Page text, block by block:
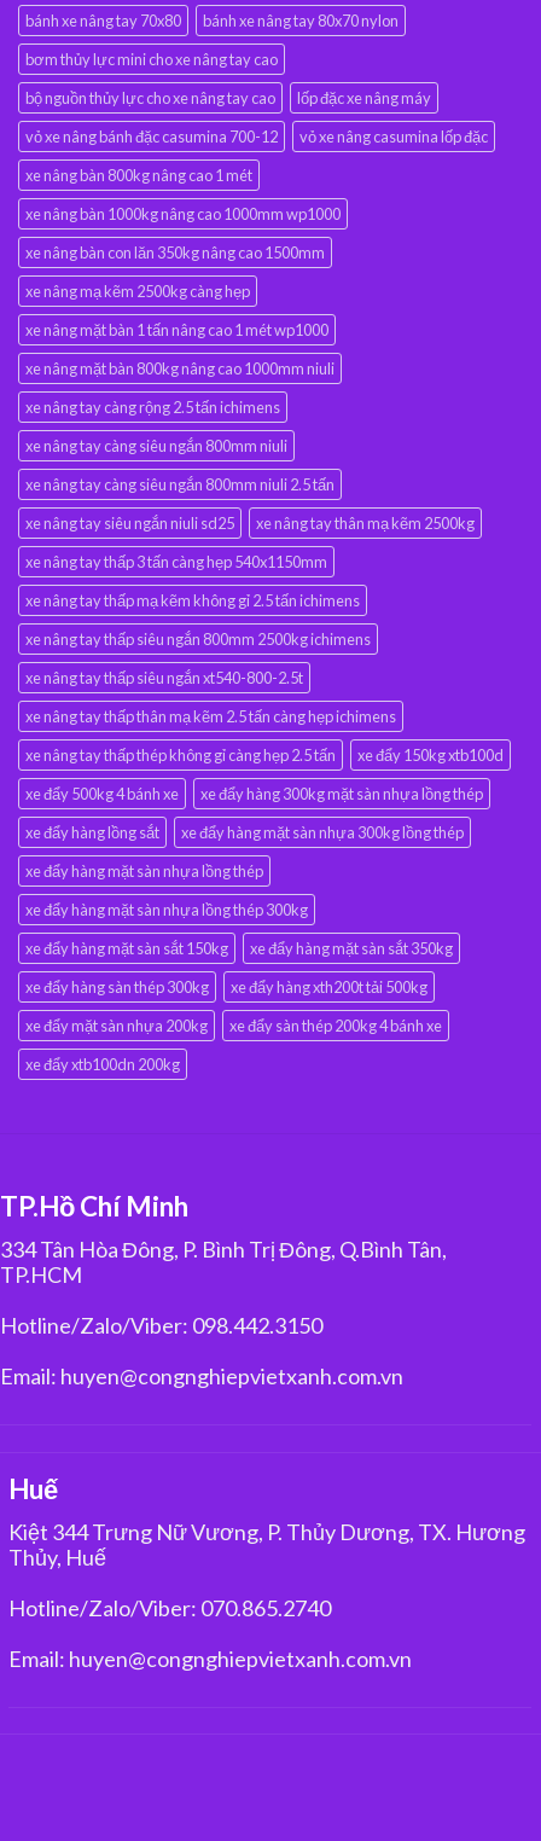
bánh xe nâng tay 70x80
bánh xe nâng tay 80x70 nylon
bơm thủy lực mini cho xe nâng tay cao
bộ nguồn thủy lực cho xe nâng tay cao
lốp đặc xe nâng máy
vỏ xe nâng bánh đặc casumina 700-12
vỏ xe nâng casumina lốp đặc
xe nâng bàn 800kg nâng cao 1 mét
xe nâng bàn 1000kg nâng cao 1000mm wp1000
xe nâng bàn con lăn 350kg nâng cao 1500mm
xe nâng mạ kẽm 2500kg càng hẹp
xe nâng mặt bàn 1 tấn nâng cao 1 mét wp1000
xe nâng mặt bàn 800kg nâng cao 1000mm niuli
xe nâng tay càng rộng 2.5 tấn ichimens
xe nâng tay càng siêu ngắn 800mm niuli
xe nâng tay càng siêu ngắn 800mm niuli 2.5 tấn
xe nâng tay siêu ngắn niuli sd25
xe nâng tay thân mạ kẽm 2500kg
xe nâng tay thấp 3 tấn càng hẹp 540x1150mm
xe nâng tay thấp mạ kẽm không gỉ 2.5 tấn ichimens
xe nâng tay thấp siêu ngắn 800mm 2500kg ichimens
xe nâng tay thấp siêu ngắn xt540-800-2.5t
xe nâng tay thấp thân mạ kẽm 2.5 tấn càng hẹp ichimens
xe nâng tay thấp thép không gỉ càng hẹp 2.5 tấn
xe đẩy 150kg xtb100d
xe đẩy 500kg 4 bánh xe
xe đẩy hàng 300kg mặt sàn nhựa lồng thép
xe đẩy hàng lồng sắt
xe đẩy hàng mặt sàn nhựa 300kg lồng thép
xe đẩy hàng mặt sàn nhựa lồng thép
xe đẩy hàng mặt sàn nhựa lồng thép 300kg
xe đẩy hàng mặt sàn sắt 150kg
xe đẩy hàng mặt sàn sắt 350kg
xe đẩy hàng sàn thép 300kg
xe đẩy hàng xth200t tải 500kg
xe đẩy mặt sàn nhựa 200kg
xe đẩy sàn thép 200kg 4 bánh xe
xe đẩy xtb100dn 200kg
TP.Hồ Chí Minh
334 Tân Hòa Đông, P. Bình Trị Đông, Q.Bình Tân,
TP.HCM
Hotline/Zalo/Viber: 098.442.3150
Email: huyen@congnghiepvietxanh.com.vn
Huế
Kiệt 344 Trưng Nữ Vương, P. Thủy Dương, TX. Hương
Thủy, Huế
Hotline/Zalo/Viber: 070.865.2740
Email: huyen@congnghiepvietxanh.com.vn